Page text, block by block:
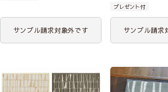
サンプル請求対象外です
プレゼント付
サンプル請求